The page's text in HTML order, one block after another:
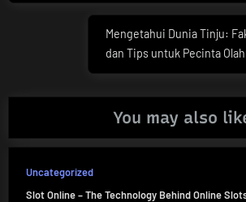
Next
Post:
Mengetahui Dunia Tinju:
dan Tips untuk Pecinta
You may also
Uncategorized
Slot Online – The Technology Behind Online